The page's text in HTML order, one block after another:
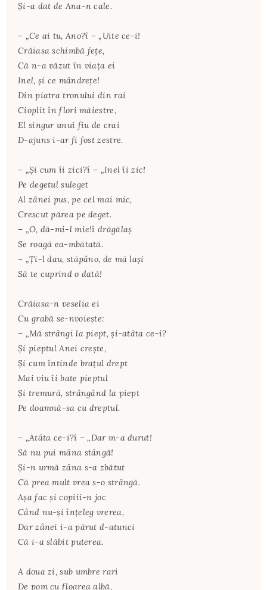
Şi-a dat de Ana-n cale.
– „Ce ai tu, Ano?î – „Uite ce-i!
Crăiasa schimbă feţe,
Că n-a văzut în viaţa ei
Inel, şi ce mândreţe!
Din piatra tronului din rai
Cioplit în flori măiestre,
El singur unui fiu de crai
D-ajuns i-ar fi fost zestre.
– „Şi cum îi zici?î – „Inel îi zic!
Pe degetul suleget
Al zânei pus, pe cel mai mic,
Crescut părea pe deget.
– „O, dă-mi-l mie!î drăgălaş
Se roagă ea-mbătată.
– „Ţi-l dau, stăpâno, de mă laşi
Să te cuprind o dată!
Crăiasa-n veselia ei
Cu grabă se-nvoieşte:
– „Mă strângi la piept, şi-atâta ce-i?
Şi pieptul Anei creşte,
Şi cum întinde braţul drept
Mai viu îi bate pieptul
Şi tremură, strângând la piept
Pe doamnă-sa cu dreptul.
– „Atâta ce-i?î – „Dar m-a durut!
Să nu pui mâna stângă!
Şi-n urmă zâna s-a zbătut
Că prea mult vrea s-o strângă.
Aşa fac şi copiii-n joc
Când nu-şi înţeleg vrerea,
Dar zânei i-a părut d-atunci
Că i-a slăbit puterea.
A doua zi, sub umbre rari
De pom cu floarea albă,